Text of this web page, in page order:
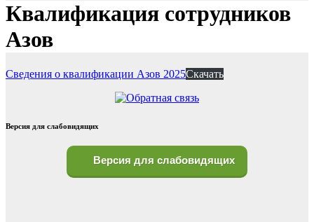
Квалификация сотрудников
Азов
Сведения о квалификации Азов 2025Скачать
Версия для слабовидящих
Версия для слабовидящих